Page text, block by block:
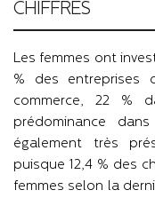
CHIFFRES
Les femmes ont
% des entreprises
commerce, 22 %
prédominance
également très
puisque 12,4 % des
femmes selon la